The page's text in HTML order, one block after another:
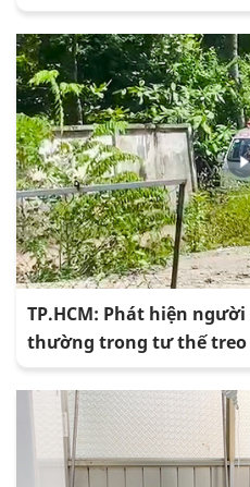
TP.HCM: Phát hiện
thường trong tư thế treo